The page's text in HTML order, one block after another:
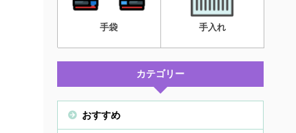
手袋 手入れ
カテゴリー
おすすめ